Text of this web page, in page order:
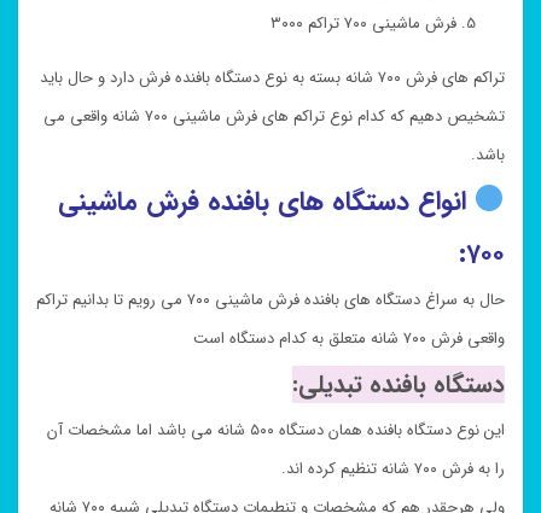
فرش ماشینی ۷۰۰ تراکم ۳۰۰۰
تراکم های فرش ۷۰۰ شانه بسته به نوع دستگاه بافنده فرش دارد و حال باید
تشخیص دهیم که کدام نوع تراکم های فرش ماشینی ۷۰۰ شانه واقعی می
باشد.
انواع دستگاه های بافنده فرش ماشینی
۷۰۰:
حال به سراغ دستگاه های بافنده فرش ماشینی ۷۰۰ می رویم تا بدانیم تراکم
واقعی فرش ۷۰۰ شانه متعلق به کدام دستگاه است
دستگاه بافنده تبدیلی:
این نوع دستگاه بافنده همان دستگاه ۵۰۰ شانه می باشد اما مشخصات آن
را به فرش ۷۰۰ شانه تنظیم کرده اند.
ولی هرچقدر هم که مشخصات و تنطیمات دستگاه تبدیلی شبیه ۷۰۰ شانه